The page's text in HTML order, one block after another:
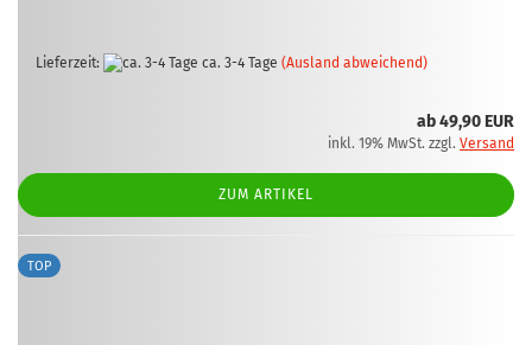
Lieferzeit: ca. 3-4 Tage (Ausland abweichend)
ab 49,90 EUR
inkl. 19% MwSt. zzgl. Versand
ZUM ARTIKEL
TOP